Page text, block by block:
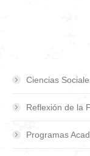
Ciencias
Reflexión de la
Programas